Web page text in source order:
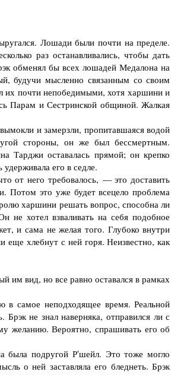
Лошади были почти на пределе.
раз останавливались, чтобы дать
обменял бы всех лошадей Медалона на
будучи мысленно связанным со своим
их почти непобедимыми, хотя харшини и
Парам и Сестринской общиной. Жалкая
и замерзли, пропитавшаяся водой
стороны, он же был бессмертным.
Тарджи оставалась прямой; он крепко
его в седле.
от него требовалось, — это доставить
Потом это уже будет всецело проблема
харшини решать вопрос, способна ли
хотел взваливать на себя подобное
и сама не желая того. Глубоко внутри
еще хлебнут с ней горя. Неизвестно, как
вид, но все равно оставался в рамках
самое неподходящее время. Реальной
не знал наверняка, отправился ли с
желанию. Вероятно, спрашивать его об
подругой Р'шейл. Это тоже могло
о ней заставляла его бледнеть. Брэк